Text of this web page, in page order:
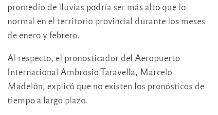
promedio de lluvias podría ser más alto que lo
normal en el territorio provincial durante los meses
de enero y febrero.
Al respecto, el pronosticador del Aeropuerto
Internacional Ambrosio Taravella, Marcelo
Madelón, explicó que no existen los pronósticos de
tiempo a largo plazo.